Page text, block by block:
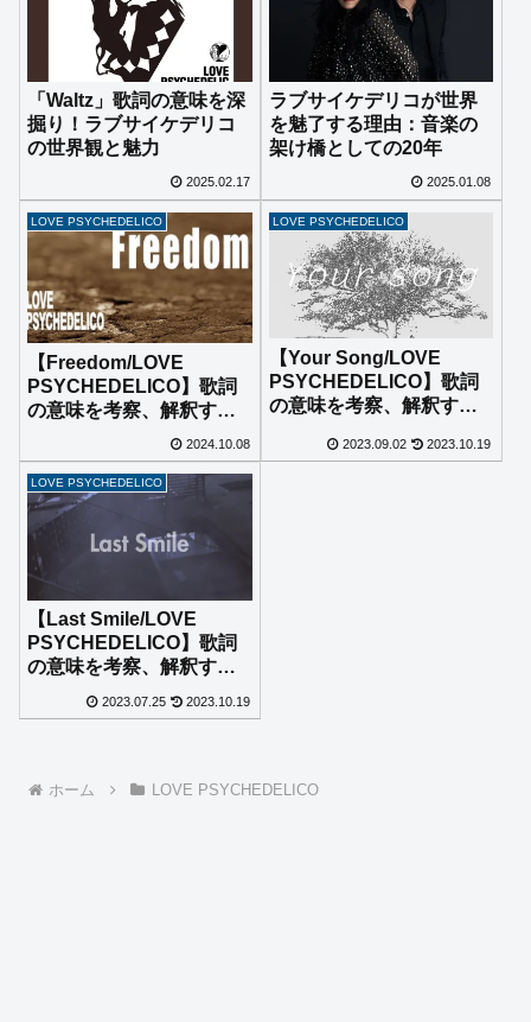
「Waltz」歌詞の意味を深
掘り！ラブサイケデリコ
の世界観と魅力
2025.02.17
ラブサイケデリコが世界
を魅了する理由：音楽の
架け橋としての20年
2025.01.08
LOVE PSYCHEDELICO
【Freedom/LOVE
PSYCHEDELICO】歌詞
の意味を考察、解釈す
2024.10.08
LOVE PSYCHEDELICO
【Your Song/LOVE
PSYCHEDELICO】歌詞
の意味を考察、解釈す
2023.09.02 2023.10.19
LOVE PSYCHEDELICO
【Last Smile/LOVE
PSYCHEDELICO】歌詞
の意味を考察、解釈す
2023.07.25 2023.10.19
ホーム LOVE PSYCHEDELICO